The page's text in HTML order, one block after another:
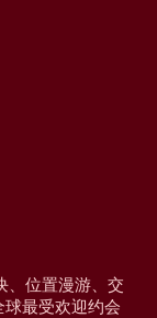
、位置漫游、交
最受欢迎约会